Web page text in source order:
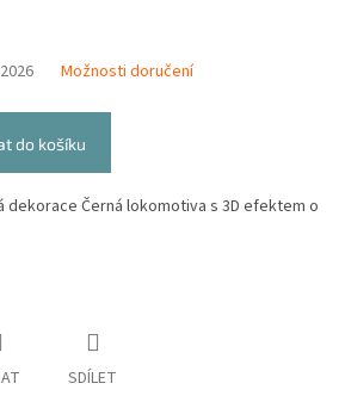
Možnosti doručení
do košíku
dekorace Černá lokomotiva s 3D efektem o
SDÍLET